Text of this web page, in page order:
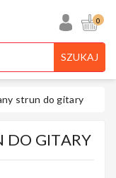
0
SZUKAJ
strun do gitary
DO GITARY